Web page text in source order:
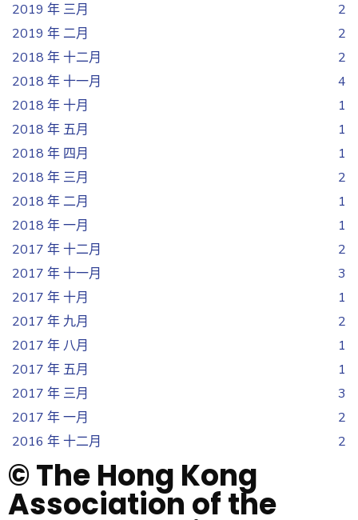
2019 年 三月
2
2019 年 二月
2
2018 年 十二月
2
2018 年 十一月
4
2018 年 十月
1
2018 年 五月
1
2018 年 四月
1
2018 年 三月
2
2018 年 二月
1
2018 年 一月
1
2017 年 十二月
2
2017 年 十一月
3
2017 年 十月
1
2017 年 九月
2
2017 年 八月
1
2017 年 五月
1
2017 年 三月
3
2017 年 一月
2
2016 年 十二月
2
© The Hong Kong
Association of the